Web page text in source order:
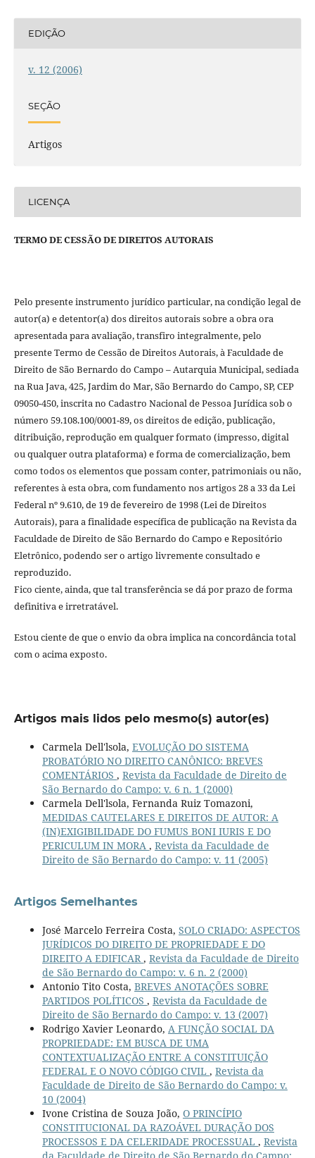
EDIÇÃO
v. 12 (2006)
SEÇÃO
Artigos
LICENÇA
TERMO DE CESSÃO DE DIREITOS AUTORAIS
Pelo presente instrumento jurídico particular, na condição legal de
autor(a) e detentor(a) dos direitos autorais sobre a obra ora
apresentada para avaliação, transfiro integralmente, pelo
presente Termo de Cessão de Direitos Autorais, à Faculdade de
Direito de São Bernardo do Campo – Autarquia Municipal, sediada
na Rua Java, 425, Jardim do Mar, São Bernardo do Campo, SP, CEP
09050-450, inscrita no Cadastro Nacional de Pessoa Jurídica sob o
número 59.108.100/0001-89, os direitos de edição, publicação,
ditribuição, reprodução em qualquer formato (impresso, digital
ou qualquer outra plataforma) e forma de comercialização, bem
como todos os elementos que possam conter, patrimoniais ou não,
referentes à esta obra, com fundamento nos artigos 28 a 33 da Lei
Federal nº 9.610, de 19 de fevereiro de 1998 (Lei de Direitos
Autorais), para a finalidade específica de publicação na Revista da
Faculdade de Direito de São Bernardo do Campo e Repositório
Eletrônico, podendo ser o artigo livremente consultado e
reproduzido.
Fico ciente, ainda, que tal transferência se dá por prazo de forma
definitiva e irretratável.
Estou ciente de que o envio da obra implica na concordância total
com o acima exposto.
Artigos mais lidos pelo mesmo(s) autor(es)
Carmela Dell'lsola, EVOLUÇÃO DO SISTEMA
PROBATÓRIO NO DIREITO CANÔNICO: BREVES
COMENTÁRIOS , Revista da Faculdade de Direito de
São Bernardo do Campo: v. 6 n. 1 (2000)
Carmela Dell'lsola, Fernanda Ruiz Tomazoni,
MEDIDAS CAUTELARES E DIREITOS DE AUTOR: A
(IN)EXIGIBILIDADE DO FUMUS BONI IURIS E DO
PERICULUM IN MORA , Revista da Faculdade de
Direito de São Bernardo do Campo: v. 11 (2005)
Artigos Semelhantes
José Marcelo Ferreira Costa, SOLO CRIADO: ASPECTOS
JURÍDICOS DO DIREITO DE PROPRIEDADE E DO
DIREITO A EDIFICAR, Revista da Faculdade de Direito
de São Bernardo do Campo: v. 6 n. 2 (2000)
Antonio Tito Costa, BREVES ANOTAÇÕES SOBRE
PARTIDOS POLÍTICOS , Revista da Faculdade de
Direito de São Bernardo do Campo: v. 13 (2007)
Rodrigo Xavier Leonardo, A FUNÇÃO SOCIAL DA
PROPRIEDADE: EM BUSCA DE UMA
CONTEXTUALIZAÇÃO ENTRE A CONSTITUIÇÃO
FEDERAL E O NOVO CÓDIGO CIVIL , Revista da
Faculdade de Direito de São Bernardo do Campo: v.
10 (2004)
Ivone Cristina de Souza João, O PRINCÍPIO
CONSTITUCIONAL DA RAZOÁVEL DURAÇÃO DOS
PROCESSOS E DA CELERIDADE PROCESSUAL , Revista